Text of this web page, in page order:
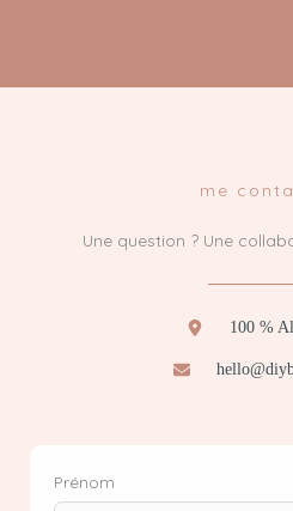
me
Une question ? Une
100 %
Prénom